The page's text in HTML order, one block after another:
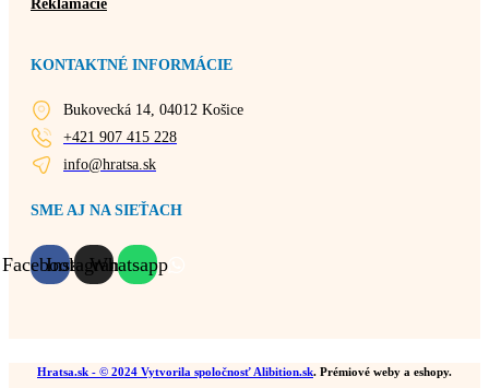
Reklamácie
KONTAKTNÉ INFORMÁCIE
Bukovecká 14, 04012 Košice
+421 907 415 228
info@hratsa.sk
SME AJ NA SIEŤACH
FacebookInstagramWhatsapp
Hratsa.sk - © 2024 Vytvorila spoločnosť Alibition.sk. Prémiové weby a eshopy.